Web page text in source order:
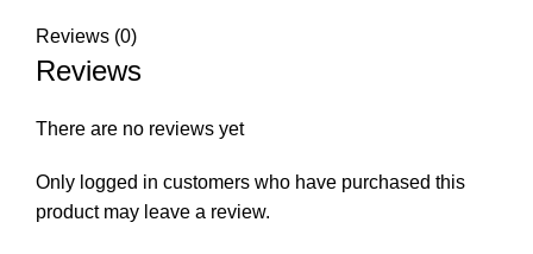
Reviews (0)
Reviews
There are no reviews yet
Only logged in customers who have purchased this
product may leave a review.